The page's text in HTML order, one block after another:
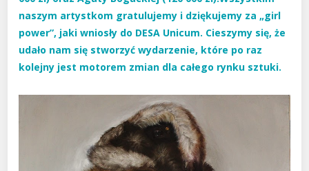
naszym artystkom gratulujemy i dziękujemy za „girl
power”, jaki wniosły do DESA Unicum. Cieszymy się, że
udało nam się stworzyć wydarzenie, które po raz
kolejny jest motorem zmian dla całego rynku sztuki.